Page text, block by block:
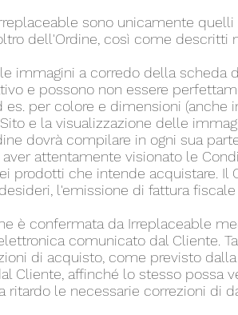
sono unicamente
dell'Ordine, così come descritti
immagini a corredo della scheda
e possono non essere
per colore e dimensioni (anche
e la visualizzazione delle
dovrà compilare in ogni sua
attentamente visionato le
prodotti che intende acquistare. Il
l'emissione di fattura
è confermata da Irreplaceable
comunicato dal Cliente.
di acquisto, come previsto
Cliente, affinché lo stesso possa
le necessarie correzioni di